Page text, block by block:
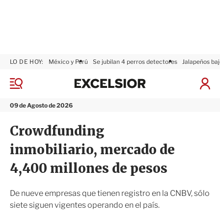
M
n
09 de Agosto de 2026
LO DE HOY: México y Perú Se jubilan 4 perros detectores Jalapeños
I
ó
n
x
o
r
Crowdfunding
inmobiliario, mercado de
4,400 millones de pesos
De nueve empresas que tienen registro en la CNBV, sólo
siete siguen vigentes operando en el país.